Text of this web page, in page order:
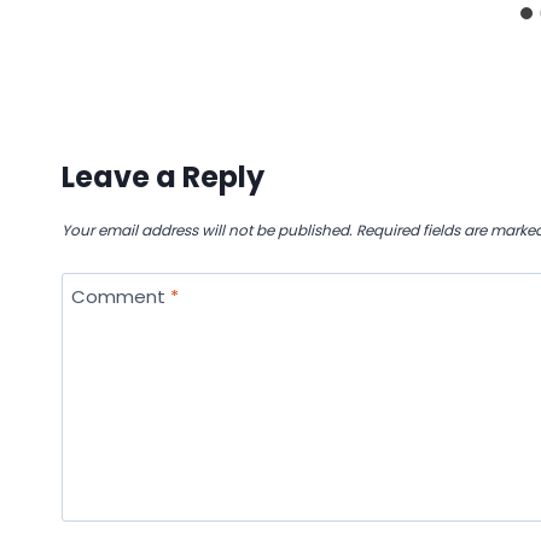
Leave a Reply
Your email address will not be published. Required fields are
Comment *